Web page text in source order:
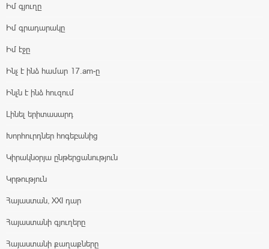
Իմ գյուղը
Իմ գրադարակը
Իմ էջը
Ինչ է ինձ համար 17.am-ը
Ինչն է ինձ հուզում
Լինել երիտասարդ
Խորհուրդներ հոգեբանից
Կիրակնօրյա ընթերցանություն
Կրթություն
Հայաստան, XXI դար
Հայաստանի գյուղերը
Հայաստանի քաղաքները